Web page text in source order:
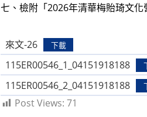
七、檢附「2026年清華梅貽琦文
來文-26 下載
115ER00546_1_04151918188
115ER00546_2_04151918188
Post Views: 71